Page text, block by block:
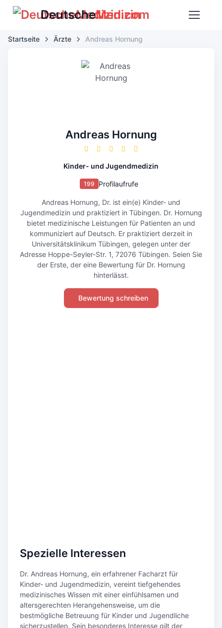
DeutscheMedizin
Startseite Ärzte Andreas Hornung
Andreas Hornung
Kinder- und Jugendmedizin
199 Profilaufrufe
Andreas Hornung, Dr. ist ein(e) Kinder- und
Jugendmedizin und praktiziert in Tübingen. Dr. Hornung
bietet medizinische Leistungen für Patienten an und
kommuniziert auf Deutsch. Er praktiziert derzeit in
Universitätsklinikum Tübingen, gelegen unter der
Adresse Hoppe-Seyler-Str. 1, 72076 Tübingen. Seien Sie
der Erste, der eine Bewertung für Dr. Hornung
hinterlässt.
Bewertung schreiben
Spezielle Interessen
Dr. Andreas Hornung, ein erfahrener Facharzt für
Kinder- und Jugendmedizin, vereint tiefgehendes
medizinisches Wissen mit einer einfühlsamen und
altersgerechten Herangehensweise, um die
bestmögliche Betreuung für Kinder und Jugendliche
sicherzustellen. Sein besonderes Interesse gilt der